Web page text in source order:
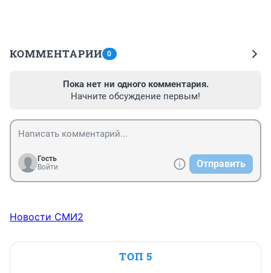
КОММЕНТАРИИ 0
Пока нет ни одного комментария.
Начните обсуждение первым!
Гость
Войти
Отправить
Новости СМИ2
ТОП 5